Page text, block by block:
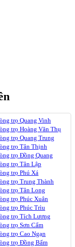
trọ Quang Vinh
trọ Hoàng Văn Thụ
trọ Quang Trung
trọ Tân Thịnh
trọ Đồng Quang
trọ Tân Lập
trọ Phú Xá
trọ Trung Thành
trọ Tân Long
trọ Phúc Xuân
trọ Phúc Trìu
trọ Tích Lương
trọ Sơn Cẩm
trọ Cao Ngạn
trọ Đồng Bẩm